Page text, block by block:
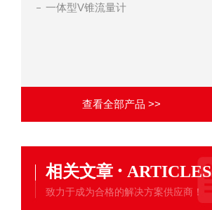
一体型V锥流量计
查看全部产品 >>
相关文章 · ARTICLES
致力于成为合格的解决方案供应商！